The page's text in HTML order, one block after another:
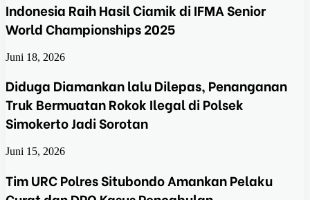
Indonesia Raih Hasil Ciamik di IFMA Senior
World Championships 2025
Juni 18, 2026
Diduga Diamankan lalu Dilepas, Penanganan
Truk Bermuatan Rokok Ilegal di Polsek
Simokerto Jadi Sorotan
Juni 15, 2026
Tim URC Polres Situbondo Amankan Pelaku